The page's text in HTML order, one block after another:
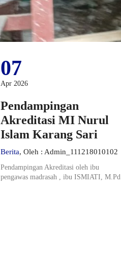
07
Apr 2026
Pendampingan
Akreditasi MI Nurul
Islam Karang Sari
Berita, Oleh : Admin_111218010102
Pendampingan Akreditasi oleh ibu
pengawas madrasah , ibu ISMIATI, M.Pd